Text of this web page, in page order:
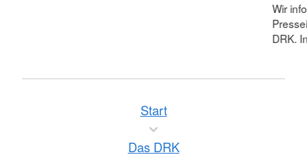
Wir
DRK.
Start
Das DRK